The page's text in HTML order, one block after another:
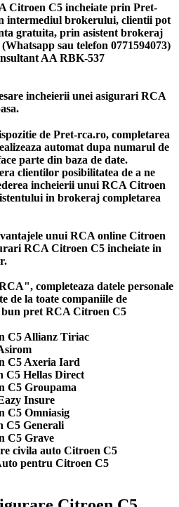
Citroen C5 incheiate prin Pret-
intermediul brokerului, clientii pot
gratuita, prin asistent brokeraj
sau telefon 0771594073)
AA RBK-537
incheierii unei asigurari RCA
de Pret-rca.ro, completarea
automat dupa numarul de
parte din baza de date.
clientilor posibilitatea de a ne
incheierii unui RCA Citroen
in brokeraj completarea
unui RCA online Citroen
RCA Citroen C5 incheiate in
completeaza datele personale
de la toate companiile de
pret RCA Citroen C5
C5 Allianz Tiriac
C5 Axeria Iard
C5 Hellas Direct
C5 Groupama
Insure
C5 Omniasig
C5 Generali
C5 Grave
civila auto Citroen C5
pentru Citroen C5